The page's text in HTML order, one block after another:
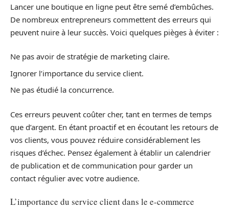
Lancer une boutique en ligne peut être semé d’embûches.
De nombreux entrepreneurs commettent des erreurs qui
peuvent nuire à leur succès. Voici quelques pièges à éviter :
Ne pas avoir de stratégie de marketing claire.
Ignorer l’importance du service client.
Ne pas étudié la concurrence.
Ces erreurs peuvent coûter cher, tant en termes de temps
que d’argent. En étant proactif et en écoutant les retours de
vos clients, vous pouvez réduire considérablement les
risques d’échec. Pensez également à établir un calendrier
de publication et de communication pour garder un
contact régulier avec votre audience.
L’importance du service client dans le e-commerce